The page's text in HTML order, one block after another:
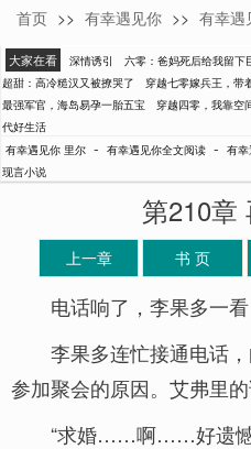
里尔
首页 >> 有幸遇见你 >> 有幸遇
大家在看 深情诱引 六零：爸妈死后给我留下
超甜：高冷糙汉又被撩哭了
穿越七零嫁兵王，带
最强军官，海岛易孕一胎五宝
穿越四零，我靠空
代好生活
有幸遇见你 里尔 - 有幸遇见你全文阅读 - 有
现言小说
第210章
上一章 书 页
电话响了，李果多一看
李果多连忙接通电话
参加聚会的原因。艾弗里
“求婚……啊……好遗憾